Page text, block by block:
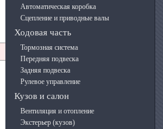
Автоматическая коробка
Сцепление и приводные валы
Ходовая часть
Тормозная система
Передняя подвеска
Задняя подвеска
Рулевое управление
Кузов и салон
Вентиляция и отопление
Экстерьер (кузов)